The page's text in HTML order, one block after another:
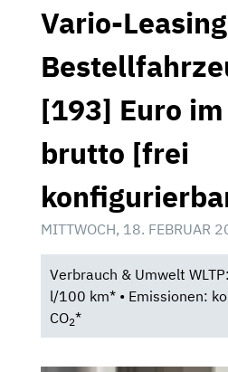
Vario-
[193] Euro
brutto [frei
MITTWOCH, 18. FEBRUAR
Verbrauch & Umwelt
l/100 km* • Emissionen:
CO2*